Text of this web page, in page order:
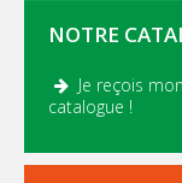
NOTRE
Je reçois mon
catalogue !